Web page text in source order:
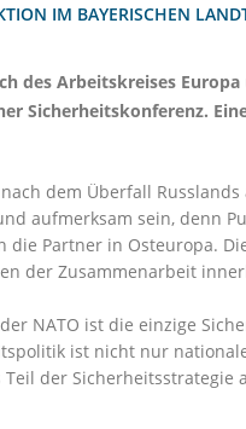
IM BAYERISCHEN
des Arbeitskreises
Sicherheitskonferenz.
nach dem Überfall
aufmerksam sein, denn
die Partner in Osteuropa.
der Zusammenarbeit
NATO ist die einzige
ist nicht nur
der Sicherheitsstrategie